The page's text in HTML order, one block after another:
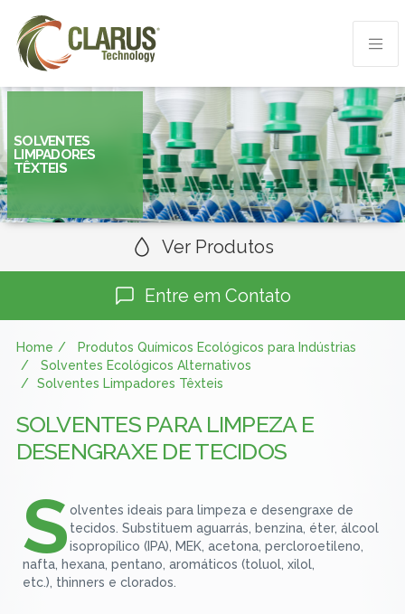
SOLVENTES
LIMPADORES
TÊXTEIS
Ver Produtos
Entre em Contato
Home
Produtos Químicos Ecológicos para Indústrias
Solventes Ecológicos Alternativos
Solventes Limpadores Têxteis
SOLVENTES PARA LIMPEZA E
DESENGRAXE DE TECIDOS
S olventes ideais para limpeza e desengraxe de
tecidos. Substituem aguarrás, benzina, éter, álcool
isopropílico (IPA), MEK, acetona, percloroetileno,
nafta, hexana, pentano, aromáticos (toluol, xilol,
etc.), thinners e clorados.